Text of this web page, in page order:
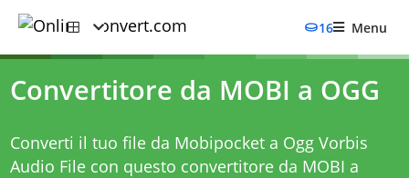
16 Menu
Convertitore da MOBI a OGG
Converti il tuo file da Mobipocket a Ogg Vorbis
Audio File con questo convertitore da MOBI a